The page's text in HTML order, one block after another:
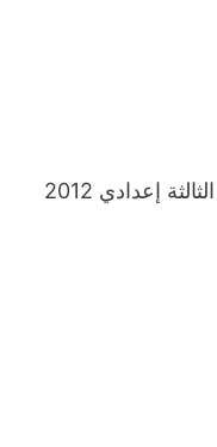
الإمتحان الجهوي في الفقه والتوحيد الثالثة إعدادي 2012